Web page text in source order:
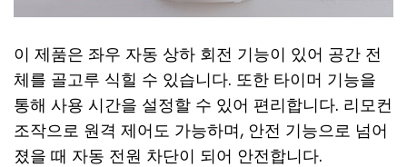
이 제품은 좌우 자동 상하 회전 기능이 있어 공간 전
체를 골고루 식힐 수 있습니다. 또한 타이머 기능을
통해 사용 시간을 설정할 수 있어 편리합니다. 리모컨
조작으로 원격 제어도 가능하며, 안전 기능으로 넘어
졌을 때 자동 전원 차단이 되어 안전합니다.